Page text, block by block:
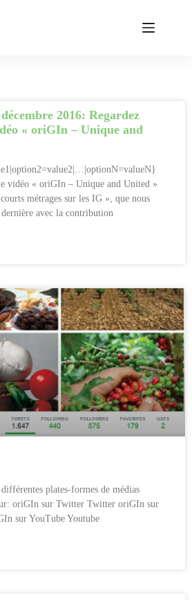
2016: Regardez
« oriGIn – Unique and
vidéo « oriGIn – Unique and United »
métrages sur les IG », que nous
dernière avec la contribution
plates-formes de médias
oriGIn sur Twitter Twitter oriGIn sur
sur YouTube Youtube